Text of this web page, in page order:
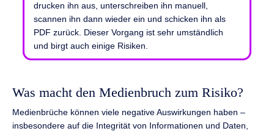
drucken ihn aus, unterschreiben ihn manuell,
scannen ihn dann wieder ein und schicken ihn als
PDF zurück. Dieser Vorgang ist sehr umständlich
und birgt auch einige Risiken.
Was macht den Medienbruch zum Risiko?
Medienbrüche können viele negative Auswirkungen haben –
insbesondere auf die Integrität von Informationen und Daten,